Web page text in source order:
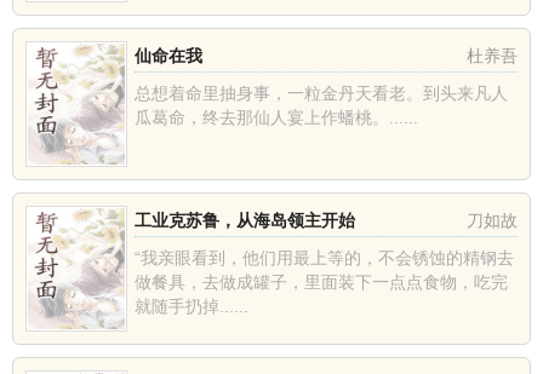
杜养吾
仙命在我
总想着命里抽身事，一粒金丹天看老。到头来凡人
瓜葛命，终去那仙人宴上作蟠桃。......
刀如故
工业克苏鲁，从海岛领主开始
“我亲眼看到，他们用最上等的，不会锈蚀的精钢去
做餐具，去做成罐子，里面装下一点点食物，吃完
就随手扔掉......